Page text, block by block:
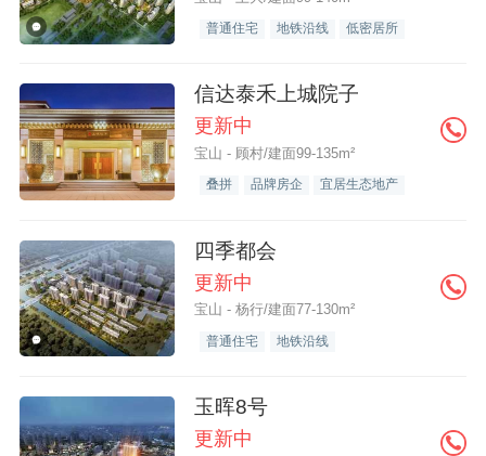
普通住宅 地铁沿线 低密居所
信达泰禾上城院子
更新中
宝山 - 顾村/建面99-135m²
叠拼 品牌房企 宜居生态地产
四季都会
更新中
宝山 - 杨行/建面77-130m²
普通住宅 地铁沿线
玉晖8号
更新中